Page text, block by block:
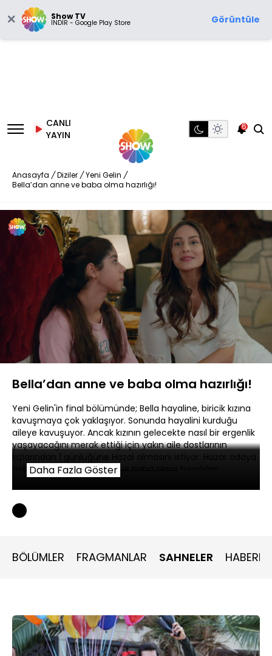
Show TV
İNDİR - Google Play Store Görüntüle
CANLI
YAYIN
6
Anasayfa / Diziler / Yeni Gelin /
Bella’dan anne ve baba olma hazırlığı!
Sesi
Aç
480P
Yüklendi
35.77%
Oynatma
Hızı
Bella’dan anne ve baba olma hazırlığı!
Yeni Gelin'in final bölümünde; Bella hayaline, biricik kızına
kavuşmaya çok yaklaşıyor. Sonunda hayalini kurduğu
aileye kavuşuyor. Ancak kızının gelecekte nasıl bir ergenlik
yaşayacağını merak ettiği için yakın aile dostlarının
kızlarından 1 günlüğüne Hazal olmasını istiyor. Hazar odaya
geldiğinde Bella’nın anne ve baba olma hazırlığını
Daha Fazla Göster
BÖLÜMLER FRAGMANLAR SAHNELER